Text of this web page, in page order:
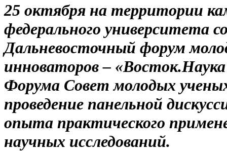
25 октября на территории
федерального университета
Дальневосточный форум
инноваторов –
Форума Совет молодых
проведение панельной
опыта практического
научных исследований.